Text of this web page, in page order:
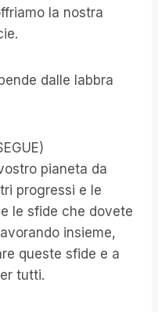
la nostra
dalle labbra
pianeta da
progressi e le
le sfide che dovete
insieme,
queste sfide e a
tutti.